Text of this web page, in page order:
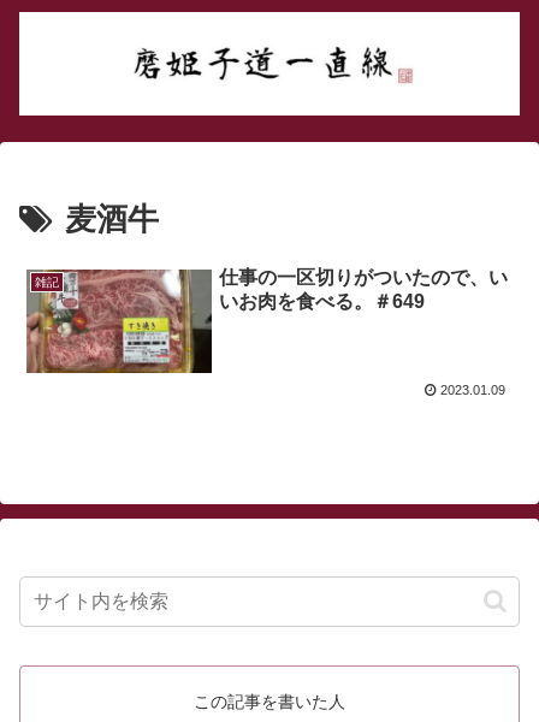
麦酒牛
雑記
仕事の一区切りがついたので、い
いお肉を食べる。＃649
2023.01.09
この記事を書いた人